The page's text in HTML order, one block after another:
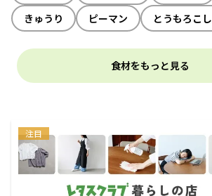
きゅうり
ピーマン とうもろこし
食材をもっと見る
注目